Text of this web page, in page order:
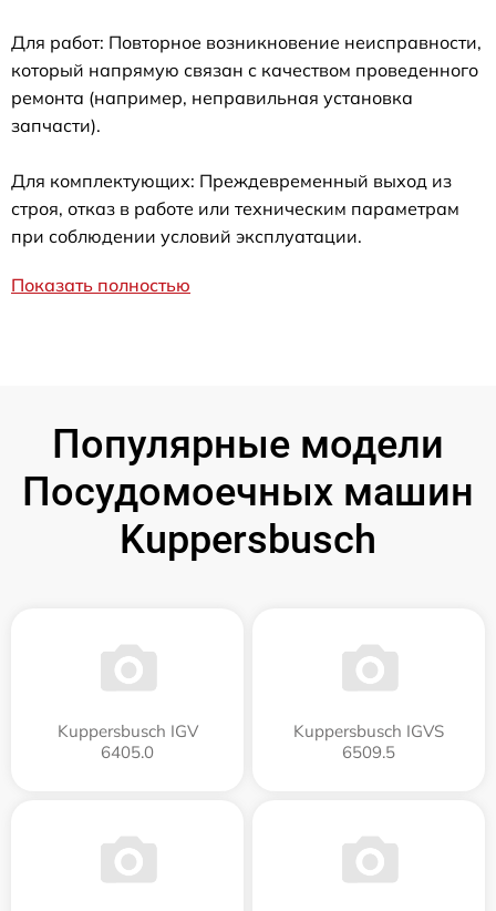
Для работ: Повторное возникновение неисправности,
который напрямую связан с качеством проведенного
ремонта (например, неправильная установка
запчасти).
Для комплектующих: Преждевременный выход из
строя, отказ в работе или техническим параметрам
при соблюдении условий эксплуатации.
Показать полностью
Популярные модели
Посудомоечных машин
Kuppersbusch
Kuppersbusch IGV
6405.0
Kuppersbusch IGVS
6509.5